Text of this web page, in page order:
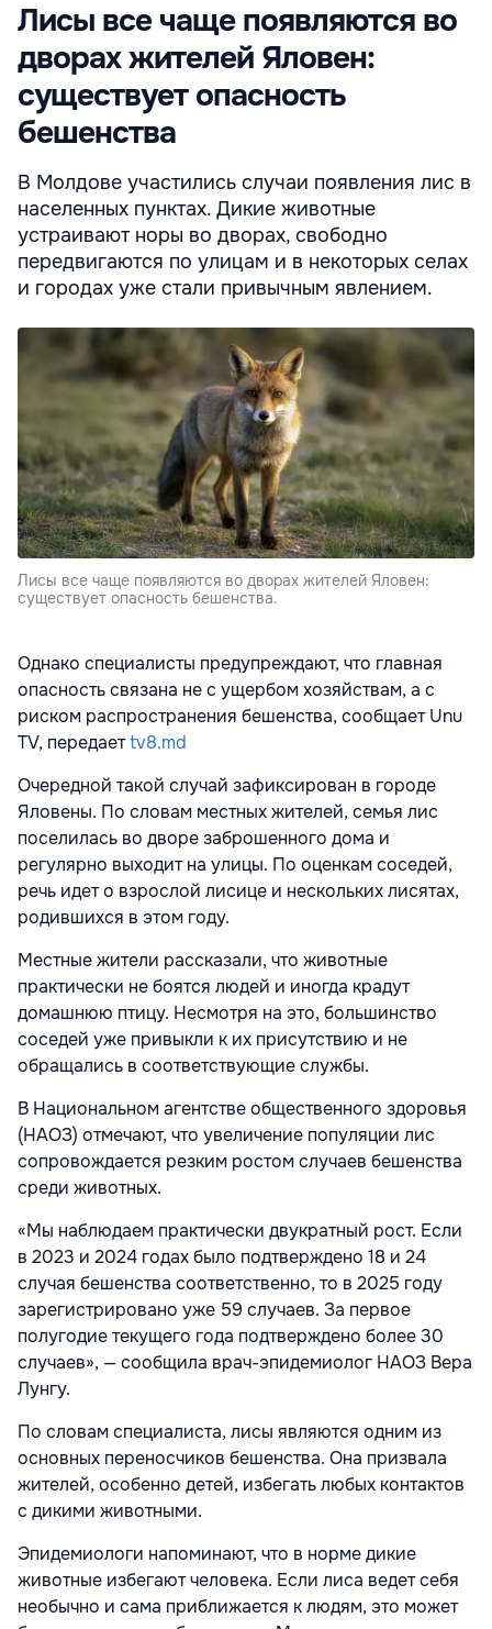
Лисы все чаще появляются во
дворах жителей Яловен:
существует опасность
бешенства
В Молдове участились случаи появления лис в
населенных пунктах. Дикие животные
устраивают норы во дворах, свободно
передвигаются по улицам и в некоторых селах
и городах уже стали привычным явлением.
Лисы все чаще появляются во дворах жителей Яловен:
существует опасность бешенства.
Однако специалисты предупреждают, что главная
опасность связана не с ущербом хозяйствам, а с
риском распространения бешенства, сообщает Unu
TV, передаетtv8.md
Очередной такой случай зафиксирован в городе
Яловены. По словам местных жителей, семья лис
поселилась во дворе заброшенного дома и
регулярно выходит на улицы. По оценкам соседей,
речь идет о взрослой лисице и нескольких лисятах,
родившихся в этом году.
Местные жители рассказали, что животные
практически не боятся людей и иногда крадут
домашнюю птицу. Несмотря на это, большинство
соседей уже привыкли к их присутствию и не
обращались в соответствующие службы.
В Национальном агентстве общественного здоровья
(НАОЗ) отмечают, что увеличение популяции лис
сопровождается резким ростом случаев бешенства
среди животных.
«Мы наблюдаем практически двукратный рост. Если
в 2023 и 2024 годах было подтверждено 18 и 24
случая бешенства соответственно, то в 2025 году
зарегистрировано уже 59 случаев. За первое
полугодие текущего года подтверждено более 30
случаев», — сообщила врач-эпидемиолог НАОЗ Вера
Лунгу.
По словам специалиста, лисы являются одним из
основных переносчиков бешенства. Она призвала
жителей, особенно детей, избегать любых контактов
с дикими животными.
Эпидемиологи напоминают, что в норме дикие
животные избегают человека. Если лиса ведет себя
необычно и сама приближается к людям, это может